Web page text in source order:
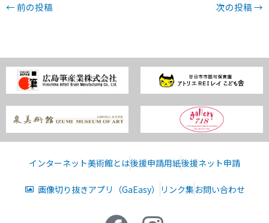
← 前の投稿 次の投稿→
インターネット美術館とは後援申請用紙後援ネット申請
画像切り抜きアプリ（GaEasy） リンク集 お問い合わせ